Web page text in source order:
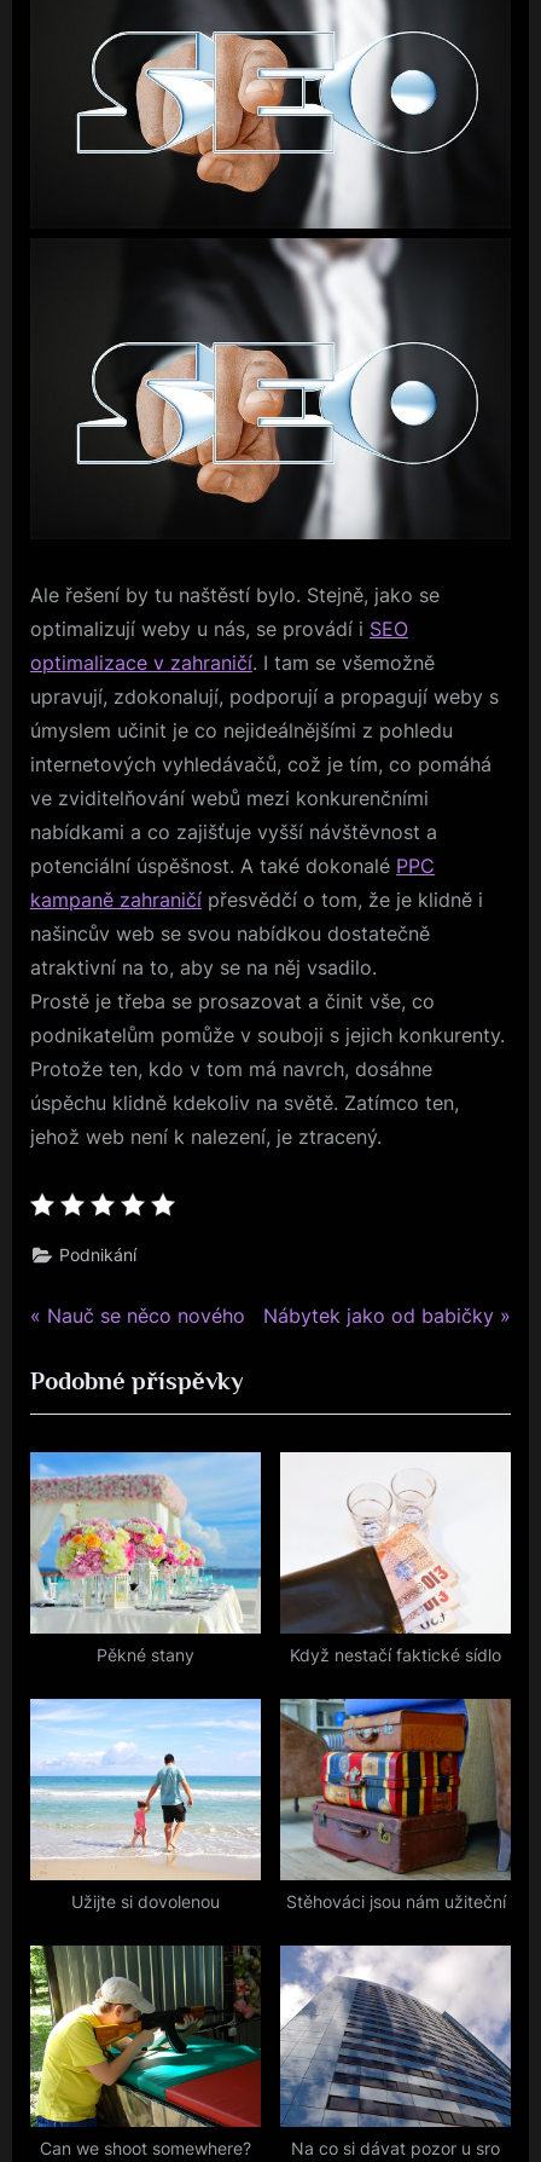
Ale řešení by tu naštěstí bylo. Stejně, jako se
optimalizují weby u nás, se provádí i SEO
optimalizace v zahraničí. I tam se všemožně
upravují, zdokonalují, podporují a propagují weby s
úmyslem učinit je co nejideálnějšími z pohledu
internetových vyhledávačů, což je tím, co pomáhá
ve zviditelňování webů mezi konkurenčními
nabídkami a co zajišťuje vyšší návštěvnost a
potenciální úspěšnost. A také dokonalé PPC
kampaně zahraničí přesvědčí o tom, že je klidně i
našincův web se svou nabídkou dostatečně
atraktivní na to, aby se na něj vsadilo.
Prostě je třeba se prosazovat a činit vše, co
podnikatelům pomůže v souboji s jejich konkurenty.
Protože ten, kdo v tom má navrch, dosáhne
úspěchu klidně kdekoliv na světě. Zatímco ten,
jehož web není k nalezení, je ztracený.
Podnikání
Navigace
pro
příspěvek
P
e
v
i
o
u
s
P
:
Nauč se něco nového
N
t
Nábytek jako od babičky
Podobné příspěvky
Pěkné stany Když nestačí faktické sídlo
Užijte si dovolenou Stěhováci jsou nám užiteční
Can we shoot somewhere? Na co si dávat pozor u sro